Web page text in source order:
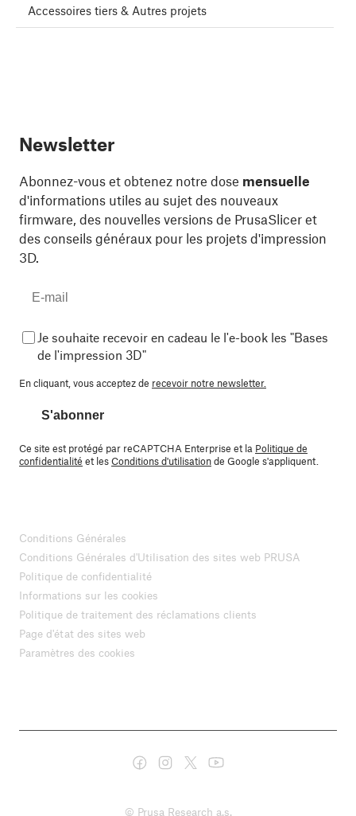
Accessoires tiers & Autres projets
Newsletter
Abonnez-vous et obtenez notre dose mensuelle
d'informations utiles au sujet des nouveaux
firmware, des nouvelles versions de PrusaSlicer et
des conseils généraux pour les projets d'impression
3D.
Je souhaite recevoir en cadeau le l'e-book les "Bases
de l'impression 3D"
En cliquant, vous acceptez de recevoir notre newsletter.
S'abonner
Ce site est protégé par reCAPTCHA Enterprise et la Politique de
confidentialité et lesConditions d'utilisationde Google s'appliquent.
Conditions Générales
Conditions Générales d'Utilisation des sites web PRUSA
Politique de confidentialité
Informations sur les cookies
Politique de traitement des réclamations clients
Page d'état des sites web
Paramètres des cookies
© Prusa Research a.s.